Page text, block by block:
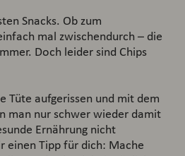
Snacks. Ob zum
mal zwischendurch – die
Doch leider sind Chips
Tüte aufgerissen und mit dem
man nur schwer wieder damit
Ernährung nicht
einen Tipp für dich: Mache